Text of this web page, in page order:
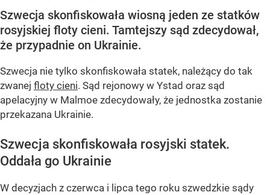
Szwecja skonfiskowała wiosną jeden ze statków
rosyjskiej floty cieni. Tamtejszy sąd zdecydował,
że przypadnie on Ukrainie.
Szwecja nie tylko skonfiskowała statek, należący do tak
zwanej floty cieni. Sąd rejonowy w Ystad oraz sąd
apelacyjny w Malmoe zdecydowały, że jednostka zostanie
przekazana Ukrainie.
Szwecja skonfiskowała rosyjski statek.
Oddała go Ukrainie
W decyzjach z czerwca i lipca tego roku szwedzkie sądy